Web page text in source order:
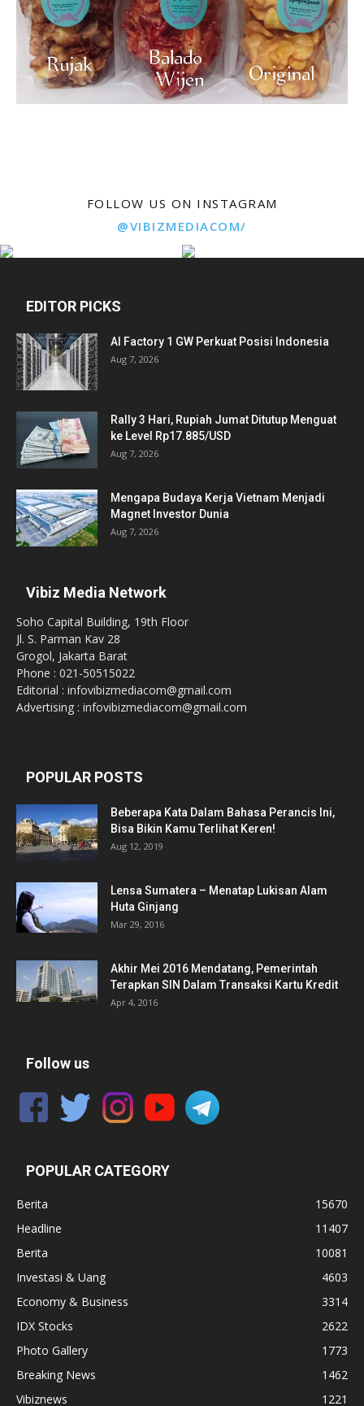
FOLLOW US ON INSTAGRAM
@VIBIZMEDIACOM/
EDITOR PICKS
AI Factory 1 GW Perkuat Posisi Indonesia
Aug 7, 2026
Rally 3 Hari, Rupiah Jumat Ditutup Menguat
ke Level Rp17.885/USD
Aug 7, 2026
Mengapa Budaya Kerja Vietnam Menjadi
Magnet Investor Dunia
Aug 7, 2026
Vibiz Media Network
Soho Capital Building, 19th Floor
Jl. S. Parman Kav 28
Grogol, Jakarta Barat
Phone : 021-50515022
Editorial : infovibizmediacom@gmail.com
Advertising : infovibizmediacom@gmail.com
POPULAR POSTS
Beberapa Kata Dalam Bahasa Perancis Ini,
Bisa Bikin Kamu Terlihat Keren!
Aug 12, 2019
Lensa Sumatera – Menatap Lukisan Alam
Huta Ginjang
Mar 29, 2016
Akhir Mei 2016 Mendatang, Pemerintah
Terapkan SIN Dalam Transaksi Kartu Kredit
Apr 4, 2016
Follow us
POPULAR CATEGORY
Berita
15670
Headline
11407
Berita
10081
Investasi & Uang
4603
Economy & Business
3314
IDX Stocks
2622
Photo Gallery
1773
Breaking News
1462
Vibiznews
1221